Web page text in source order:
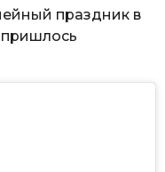
праздник в